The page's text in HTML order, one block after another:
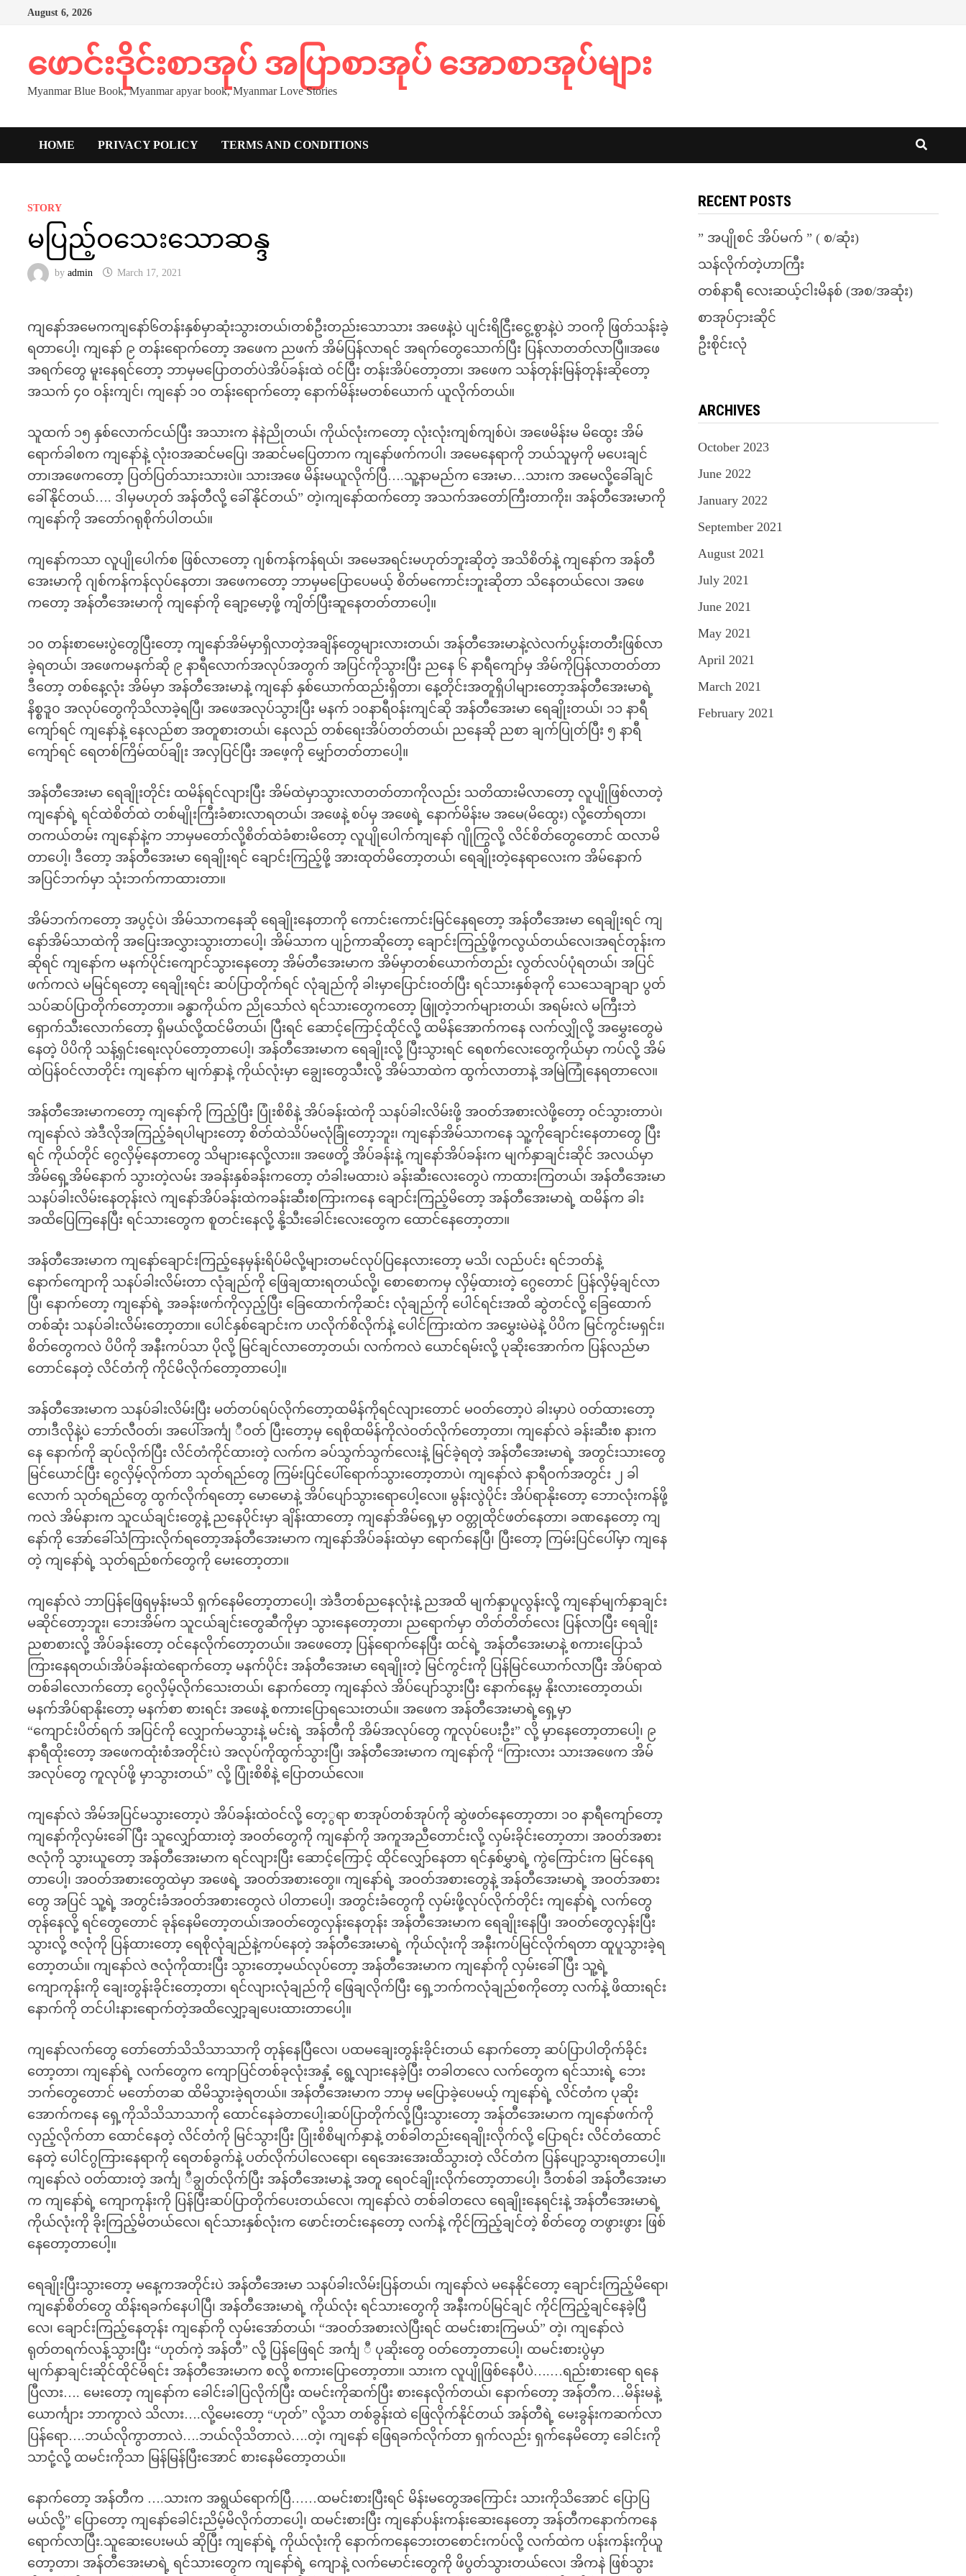
August 6, 2026
ဖောင်းဒိုင်းစာအုပ် အပြာစာအုပ် အောစာအုပ်များ
Myanmar Blue Book, Myanmar apyar book, Myanmar Love Stories
HOME PRIVACY POLICY TERMS AND CONDITIONS
STORY
မပြည့်ဝသေးသောဆန္ဒ
byadmin March 17, 2021
ကျနော်အမေကကျနော်၆တန်းနှစ်မှာဆုံးသွားတယ်၊တစ်ဦးတည်းသောသား အဖေနဲ့ပဲ ပျင်းရိငြီးငွေ့စွာနဲ့ပဲ ဘဝကို ဖြတ်သန်းခဲ့
ရတာပေါ့၊ ကျနော် ၉ တန်းရောက်တော့ အဖေက ညဖက် အိမ်ပြန်လာရင် အရက်တွေသောက်ပြီး ပြန်လာတတ်လာပြီ။အဖေ
အရက်တွေ မူးနေရင်တော့ ဘာမှမပြောတတ်ပဲအိပ်ခန်းထဲ ဝင်ပြီး တန်းအိပ်တော့တာ၊ အဖေက သန်တုန်းမြန်တုန်းဆိုတော့
အသက် ၄၀ ဝန်းကျင်၊ ကျနော် ၁၀ တန်းရောက်တော့ နောက်မိန်းမတစ်ယောက် ယူလိုက်တယ်။
သူထက် ၁၅ နှစ်လောက်ငယ်ပြီး အသားက နဲနဲညိုတယ်၊ ကိုယ်လုံးကတော့ လုံးလုံးကျစ်ကျစ်ပဲ၊ အဖေမိန်းမ မိထွေး အိမ်
ရောက်ခါစက ကျနော်နဲ့ လုံးဝအဆင်မပြေ၊ အဆင်မပြေတာက ကျနော်ဖက်ကပါ၊ အမေနေရာကို ဘယ်သူမှကို မပေးချင်
တာ၊အဖေကတော့ ပြတ်ပြတ်သားသားပဲ။ သားအဖေ မိန်းမယူလိုက်ပြီ….သူ့နာမည်က အေးမာ…သားက အမေလို့ခေါ်ချင်
ခေါ်နိုင်တယ်…. ဒါမှမဟုတ် အန်တီလို့ ခေါ်နိုင်တယ်” တဲ့၊ကျနော်ထက်တော့ အသက်အတော်ကြီးတာကိုး၊ အန်တီအေးမာကို
ကျနော်ကို အတော်ဂရုစိုက်ပါတယ်။
ကျနော်ကသာ လူပျိုပေါက်စ ဖြစ်လာတော့ ဂျစ်ကန်ကန်ရယ်၊ အမေအရင်းမဟုတ်ဘူးဆိုတဲ့ အသိစိတ်နဲ့ ကျနော်က အန်တီ
အေးမာကို ဂျစ်ကန်ကန်လုပ်နေတာ၊ အဖေကတော့ ဘာမှမပြောပေမယ့် စိတ်မကောင်းဘူးဆိုတာ သိနေတယ်လေ၊ အဖေ
ကတော့ အန်တီအေးမာကို ကျနော်ကို ချော့မော့ဖို့ ကျိတ်ပြီးဆူနေတတ်တာပေါ့။
၁၀ တန်းစာမေးပွဲတွေပြီးတော့ ကျနော်အိမ်မှာရှိလာတဲ့အချိန်တွေများလားတယ်၊ အန်တီအေးမာနဲ့လဲလက်ပွန်းတတီးဖြစ်လာ
ခဲ့ရတယ်၊ အဖေကမနက်ဆို ၉ နာရီလောက်အလုပ်အတွက် အပြင်ကိုသွားပြီး ညနေ ၆ နာရီကျော်မှ အိမ်ကိုပြန်လာတတ်တာ
ဒီတော့ တစ်နေ့လုံး အိမ်မှာ အန်တီအေးမာနဲ့ ကျနော် နှစ်ယောက်ထည်းရှိတာ၊ နေ့တိုင်းအတူရှိပါများတော့အန်တီအေးမာရဲ့
နိစ္စဒူ၀ အလုပ်တွေကိုသိလာခဲ့ရပြီ၊ အဖေအလုပ်သွားပြီး မနက် ၁၀နာရီဝန်းကျင်ဆို အန်တီအေးမာ ရေချိုးတယ်၊ ၁၁ နာရီ
ကျော်ရင် ကျနော်နဲ့ နေလည်စာ အတူစားတယ်၊ နေလည် တစ်ရေးအိပ်တတ်တယ်၊ ညနေဆို ညစာ ချက်ပြုတ်ပြီး ၅ နာရီ
ကျော်ရင် ရေတစ်ကြိမ်ထပ်ချိုး အလှပြင်ပြီး အဖေ့ကို မျှော်တတ်တာပေါ့။
အန်တီအေးမာ ရေချိုးတိုင်း ထမိန်ရင်လျားပြီး အိမ်ထဲမှာသွားလာတတ်တာကိုလည်း သတိထားမိလာတော့ လူပျိုဖြစ်လာတဲ့
ကျနော်ရဲ့ ရင်ထဲစိတ်ထဲ တစ်မျိုးကြီးခံစားလာရတယ်၊ အဖေနဲ့ စပ်မှ အဖေရဲ့ နောက်မိန်းမ အမေ(မိထွေး) လို့တော်ရတာ၊
တကယ်တမ်း ကျနော်နဲ့က ဘာမှမတော်လို့စိတ်ထဲခံစားမိတော့ လူပျိုပေါက်ကျနော် ဂျိုကြွလို့ လိင်စိတ်တွေတောင် ထလာမိ
တာပေါ့၊ ဒီတော့ အန်တီအေးမာ ရေချိုးရင် ချောင်းကြည့်ဖို့ အားထုတ်မိတော့တယ်၊ ရေချိုးတဲ့နေရာလေးက အိမ်နောက်
အပြင်ဘက်မှာ သုံးဘက်ကာထားတာ။
အိမ်ဘက်ကတော့ အပွင့်ပဲ၊ အိမ်သာကနေဆို ရေချိုးနေတာကို ကောင်းကောင်းမြင်နေရတော့ အန်တီအေးမာ ရေချိုးရင် ကျ
နော်အိမ်သာထဲကို အပြေးအလွှားသွားတာပေါ့၊ အိမ်သာက ပျဉ်ကာဆိုတော့ ချောင်းကြည့်ဖို့ကလွယ်တယ်လေ၊အရင်တုန်းက
ဆိုရင် ကျနော်က မနက်ပိုင်းကျောင်သွားနေတော့ အိမ်တီအေးမာက အိမ်မှာတစ်ယောက်တည်း လွတ်လပ်ပုံရတယ်၊ အပြင်
ဖက်ကလဲ မမြင်ရတော့ ရေချိုးရင်း ဆပ်ပြာတိုက်ရင် လုံချည်ကို ခါးမှာပြောင်းဝတ်ပြီး ရင်သားနှစ်ခုကို သေသေချာချာ ပွတ်
သပ်ဆပ်ပြာတိုက်တော့တာ။ ခန္ဓာကိုယ်က ညိုသော်လဲ ရင်သားတွေကတော့ ဖြူတဲ့ဘက်များတယ်၊ အရမ်းလဲ မကြီးဘဲ
ရှောက်သီးလောက်တော့ ရှိမယ်လို့ထင်မိတယ်၊ ပြီးရင် ဆောင့်ကြောင့်ထိုင်လို့ ထမိန်အောက်ကနေ လက်လျှိုလို့ အမွှေးတွေမဲ
နေတဲ့ ပိပိကို သန့်ရှင်းရေးလုပ်တော့တာပေါ့၊ အန်တီအေးမာက ရေချိုးလို့ ပြီးသွားရင် ရေစက်လေးတွေကိုယ်မှာ ကပ်လို့ အိမ်
ထဲပြန်ဝင်လာတိုင်း ကျနော်က မျက်နှာနဲ့ ကိုယ်လုံးမှာ ချွေးတွေသီးလို့ အိမ်သာထဲက ထွက်လာတာနဲ့ အမြဲကြုံနေရတာလေ။
အန်တီအေးမာကတော့ ကျနော်ကို ကြည့်ပြီး ပြုံးစိစိနဲ့ အိပ်ခန်းထဲကို သနပ်ခါးလိမ်းဖို့ အဝတ်အစားလဲဖို့တော့ ဝင်သွားတာပဲ၊
ကျနော်လဲ အဲဒီလိုအကြည့်ခံရပါများတော့ စိတ်ထဲသိပ်မလုံခြုံတော့ဘူး၊ ကျနော်အိမ်သာကနေ သူ့ကိုချောင်းနေတာတွေ ပြီး
ရင် ကိုယ်တိုင် ဂွေလှိမ့်နေတာတွေ သိများနေလို့လား။ အဖေတို့ အိပ်ခန်းနဲ့ ကျနော်အိပ်ခန်းက မျက်နှာချင်းဆိုင် အလယ်မှာ
အိမ်ရှေ့အိမ်နောက် သွားတဲ့လမ်း အခန်းနှစ်ခန်းကတော့ တံခါးမထားပဲ ခန်းဆီးလေးတွေပဲ ကာထားကြတယ်၊ အန်တီအေးမာ
သနပ်ခါးလိမ်းနေတုန်းလဲ ကျနော်အိပ်ခန်းထဲကခန်းဆီးစကြားကနေ ချောင်းကြည့်မိတော့ အန်တီအေးမာရဲ့ ထမိန်က ခါး
အထိပြေကြနေပြီး ရင်သားတွေက စူတင်းနေလို့ နို့သီးခေါင်းလေးတွေက ထောင်နေတော့တာ။
အန်တီအေးမာက ကျနော်ချောင်းကြည့်နေမှန်းရိပ်မိလို့များတမင်လုပ်ပြနေလားတော့ မသိ၊ လည်ပင်း ရင်ဘတ်နဲ့
နောက်ကျောကို သနပ်ခါးလိမ်းတာ လုံချည်ကို ဖြေချထားရတယ်လို့၊ စောစောကမှ လှိမ့်ထားတဲ့ ဂွေတောင် ပြန်လှိမ့်ချင်လာ
ပြီ၊ နောက်တော့ ကျနော်ရဲ့ အခန်းဖက်ကိုလှည့်ပြီး ခြေထောက်ကိုဆင်း လုံချည်ကို ပေါင်ရင်းအထိ ဆွဲတင်လို့ ခြေထောက်
တစ်ဆုံး သနပ်ခါးလိမ်းတော့တာ။ ပေါင်နှစ်ချောင်းက ဟလိုက်စိလိုက်နဲ့ ပေါင်ကြားထဲက အမွှေးမဲမဲနဲ့ ပိပိက မြင်ကွင်းမရှင်း၊
စိတ်တွေကလဲ ပိပိကို အနီးကပ်သာ ပိုလို့ မြင်ချင်လာတော့တယ်၊ လက်ကလဲ ယောင်ရမ်းလို့ ပုဆိုးအောက်က ပြန်လည်မာ
တောင်နေတဲ့ လိင်တံကို ကိုင်မိလိုက်တော့တာပေါ့။
အန်တီအေးမာက သနပ်ခါးလိမ်းပြီး မတ်တပ်ရပ်လိုက်တော့ထမိန်ကိုရင်လျားတောင် မဝတ်တော့ပဲ ခါးမှာပဲ ဝတ်ထားတော့
တာ၊ဒီလိုနဲ့ပဲ ဘော်လီဝတ်၊ အပေါ်အင်္ကျ ီဝတ် ပြီးတော့မှ ရေစိုထမိန်ကိုလဲဝတ်လိုက်တော့တာ၊ ကျနော်လဲ ခန်းဆီးစ နားက
နေ နောက်ကို ဆုပ်လိုက်ပြီး လိင်တံကိုင်ထားတဲ့ လက်က ခပ်သွက်သွက်လေးနဲ့ မြင်ခဲ့ရတဲ့ အန်တီအေးမာရဲ့ အတွင်းသားတွေ
မြင်ယောင်ပြီး ဂွေလှိမ့်လိုက်တာ သုတ်ရည်တွေ ကြမ်းပြင်ပေါ်ရောက်သွားတော့တာပဲ၊ ကျနော်လဲ နာရီဝက်အတွင်း ၂ ခါ
လောက် သုတ်ရည်တွေ ထွက်လိုက်ရတော့ မောမောနဲ့ အိပ်ပျော်သွားရောပေါ့လေ။ မွန်းလွဲပိုင်း အိပ်ရာနိုးတော့ ဘောလုံးကန်ဖို့
ကလဲ အိမ်နားက သူငယ်ချင်းတွေနဲ့ ညနေပိုင်းမှာ ချိန်းထာတော့ ကျနော်အိမ်ရှေ့မှာ ဝတ္တုထိုင်ဖတ်နေတာ၊ ခဏနေတော့ ကျ
နော်ကို အော်ခေါ်သံကြားလိုက်ရတော့အန်တီအေးမာက ကျနော်အိပ်ခန်းထဲမှာ ရောက်နေပြီ၊ ပြီးတော့ ကြမ်းပြင်ပေါ်မှာ ကျနေ
တဲ့ ကျနော်ရဲ့ သုတ်ရည်စက်တွေကို မေးတော့တာ။
ကျနော်လဲ ဘာပြန်ဖြေရမှန်းမသိ ရှက်နေမိတော့တာပေါ့၊ အဲဒီတစ်ညနေလုံးနဲ့ ညအထိ မျက်နှာပူလွန်းလို့ ကျနော်မျက်နှာချင်း
မဆိုင်တော့ဘူး၊ ဘေးအိမ်က သူငယ်ချင်းတွေဆီကိုမှာ သွားနေတော့တာ၊ ညရောက်မှာ တိတ်တိတ်လေး ပြန်လာပြီး ရေချိုး
ညစာစားလို့ အိပ်ခန်းတော့ ဝင်နေလိုက်တော့တယ်။ အဖေတော့ ပြန်ရောက်နေပြီး ထင်ရဲ့ အန်တီအေးမာနဲ့ စကားပြောသံ
ကြားနေရတယ်၊အိပ်ခန်းထဲရောက်တော့ မနက်ပိုင်း အန်တီအေးမာ ရေချိုးတဲ့ မြင်ကွင်းကို ပြန်မြင်ယောက်လာပြီး အိပ်ရာထဲ
တစ်ခါလောက်တော့ ဂွေလှိမ့်လိုက်သေးတယ်၊ နောက်တော့ ကျနော်လဲ အိပ်ပျော်သွားပြီး နောက်နေ့မှ နိုးလားတော့တယ်၊
မနက်အိပ်ရာနိုးတော့ မနက်စာ စားရင်း အဖေနဲ့ စကားပြောရသေးတယ်။ အဖေက အန်တီအေးမာရဲ့ရှေ့မှာ
“ကျောင်းပိတ်ရက် အပြင်ကို လျှောက်မသွားနဲ့ မင်းရဲ့ အန်တီကို အိမ်အလုပ်တွေ ကူလုပ်ပေးဦး” လို့ မှာနေတော့တာပေါ့၊ ၉
နာရီထိုးတော့ အဖေကထုံးစံအတိုင်းပဲ အလုပ်ကိုထွက်သွားပြီ၊ အန်တီအေးမာက ကျနော်ကို “ကြားလား သားအဖေက အိမ်
အလုပ်တွေ ကူလုပ်ဖို့ မှာသွားတယ်” လို့ ပြုံးစိစိနဲ့ ပြောတယ်လေ။
ကျနော်လဲ အိမ်အပြင်မသွားတော့ပဲ အိပ်ခန်းထဲဝင်လို့ တေ့ွရာ စာအုပ်တစ်အုပ်ကို ဆွဲဖတ်နေတော့တာ၊ ၁၀ နာရီကျော်တော့
ကျနော်ကိုလှမ်းခေါ်ပြီး သူလျှော်ထားတဲ့ အဝတ်တွေကို ကျနော်ကို အကူအညီတောင်းလို့ လှမ်းခိုင်းတော့တာ၊ အဝတ်အစား
ဇလုံကို သွားယူတော့ အန်တီအေးမာက ရင်လျားပြီး ဆောင့်ကြောင့် ထိုင်လျှော်နေတာ ရင်နှစ်မွှာရဲ့ ကွဲကြောင်းက မြင်နေရ
တာပေါ့၊ အဝတ်အစားတွေထဲမှာ အဖေရဲ့ အဝတ်အစားတွေ။ ကျနော်ရဲ့ အဝတ်အစားတွေနဲ့ အန်တီအေးမာရဲ့ အဝတ်အစား
တွေ အပြင် သူ့ရဲ့ အတွင်းခံအဝတ်အစားတွေလဲ ပါတာပေါ့၊ အတွင်းခံတွေကို လှမ်းဖို့လုပ်လိုက်တိုင်း ကျနော်ရဲ့ လက်တွေ
တုန်နေလို့ ရင်တွေတောင် ခုန်နေမိတော့တယ်၊အဝတ်တွေလှန်းနေတုန်း အန်တီအေးမာက ရေချိုးနေပြီ၊ အဝတ်တွေလှန်းပြီး
သွားလို့ ဇလုံကို ပြန်ထားတော့ ရေစိုလုံချည်နဲ့ကပ်နေတဲ့ အန်တီအေးမာရဲ့ ကိုယ်လုံးကို အနီးကပ်မြင်လိုက်ရတာ ထူပူသွားခဲ့ရ
တော့တယ်။ ကျနော်လဲ ဇလုံကိုထားပြီး သွားတော့မယ်လုပ်တော့ အန်တီအေးမာက ကျနော်ကို လှမ်းခေါ်ပြီး သူ့ရဲ့
ကျောကုန်းကို ချေးတွန်းခိုင်းတော့တာ၊ ရင်လျားလုံချည်ကို ဖြေချလိုက်ပြီး ရှေ့ဘက်ကလုံချည်စကိုတော့ လက်နဲ့ ဖိထားရင်း
နောက်ကို တင်ပါးနားရောက်တဲ့အထိလျှော့ချပေးထားတာပေါ့။
ကျနော်လက်တွေ တော်တော်သိသိသာသာကို တုန်နေပြီလေ၊ ပထမချေးတွန်းခိုင်းတယ် နောက်တော့ ဆပ်ပြာပါတိုက်ခိုင်း
တော့တာ၊ ကျနော်ရဲ့ လက်တွေက ကျောပြင်တစ်ခုလုံးအနှံ့ ရွေ့လျားနေခဲ့ပြီး တခါတလေ လက်တွေက ရင်သားရဲ့ ဘေး
ဘက်တွေတောင် မတော်တဆ ထိမိသွားခဲ့ရတယ်။ အန်တီအေးမာက ဘာမှ မပြောခဲ့ပေမယ့် ကျနော်ရဲ့ လိင်တံက ပုဆိုး
အောက်ကနေ ရှေ့ကိုသိသိသာသာကို ထောင်နေခဲတာပေါ့၊ဆပ်ပြာတိုက်လို့ပြီးသွားတော့ အန်တီအေးမာက ကျနော်ဖက်ကို
လှည့်လိုက်တာ ထောင်နေတဲ့ လိင်တံကို မြင်သွားပြီး ပြုံးစိစိမျက်နှာနဲ့ တစ်ခါတည်းရေချိုးလိုက်လို့ ပြောရင်း လိင်တံထောင်
နေတဲ့ ပေါင်ဂွကြားနေရာကို ရေတစ်ခွက်နဲ့ ပတ်လိုက်ပါလေရော၊ ရေအေးအေးထိသွားတဲ့ လိင်တံက ပြန်ပျော့သွားရတာပေါ့။
ကျနော်လဲ ဝတ်ထားတဲ့ အင်္ကျ ီချွတ်လိုက်ပြီး အန်တီအေးမာနဲ့ အတူ ရေဝင်ချိုးလိုက်တော့တာပေါ့၊ ဒီတစ်ခါ အန်တီအေးမာ
က ကျနော်ရဲ့ ကျောကုန်းကို ပြန်ပြီးဆပ်ပြာတိုက်ပေးတယ်လေ၊ ကျနော်လဲ တစ်ခါတလေ ရေချိုးနေရင်းနဲ့ အန်တီအေးမာရဲ့
ကိုယ်လုံးကို ခိုးကြည့်မိတယ်လေ၊ ရင်သားနှစ်လုံးက ဖောင်းတင်းနေတော့ လက်နဲ့ ကိုင်ကြည့်ချင်တဲ့ စိတ်တွေ တဖွားဖွား ဖြစ်
နေတော့တာပေါ့။
ရေချိုးပြီးသွားတော့ မနေ့ကအတိုင်းပဲ အန်တီအေးမာ သနပ်ခါးလိမ်းပြန်တယ်၊ ကျနော်လဲ မနေနိုင်တော့ ချောင်းကြည့်မိရော၊
ကျနော်စိတ်တွေ ထိန်းရခက်နေပါပြီ၊ အန်တီအေးမာရဲ့ ကိုယ်လုံး ရင်သားတွေကို အနီးကပ်မြင်ချင် ကိုင်ကြည့်ချင်နေခဲ့ပြီ
လေ၊ ချောင်းကြည့်နေတုန်း ကျနော်ကို လှမ်းအော်တယ်၊ “အဝတ်အစားလဲပြီးရင် ထမင်းစားကြမယ်” တဲ့၊ ကျနော်လဲ
ရုတ်တရက်လန့်သွားပြီး “ဟုတ်ကဲ့ အန်တီ” လို့ ပြန်ဖြေရင် အင်္ကျ ီ ပုဆိုးတွေ ဝတ်တော့တာပေါ့၊ ထမင်းစားပွဲမှာ
မျက်နှာချင်းဆိုင်ထိုင်မိရင်း အန်တီအေးမာက စလို့ စကားပြောတော့တာ။ သားက လူပျိုဖြစ်နေပီပဲ….…ရည်းစားရော ရနေ
ပြီလား…. မေးတော့ ကျနော်က ခေါင်းခါပြလိုက်ပြီး ထမင်းကိုဆက်ပြီး စားနေလိုက်တယ်၊ နောက်တော့ အန်တီက…မိန်းမနဲ့
ယောင်္ကျား ဘာကွာလဲ သိလား….လို့မေးတော့ “ဟုတ်” လို့သာ တစ်ခွန်းထဲ ဖြေလိုက်နိုင်တယ် အန်တီရဲ့ မေးခွန်းကဆက်လာ
ပြန်ရော….ဘယ်လိုကွာတာလဲ….ဘယ်လိုသိတာလဲ….တဲ့၊ ကျနော် ဖြေရခက်လိုက်တာ ရှက်လည်း ရှက်နေမိတော့ ခေါင်းကို
သာငုံ့လို့ ထမင်းကိုသာ မြန်မြန်ပြီးအောင် စားနေမိတော့တယ်။
နောက်တော့ အန်တီက ….သားက အရွယ်ရောက်ပြီ……ထမင်းစားပြီးရင် မိန်းမတွေအကြောင်း သားကိုသိအောင် ပြောပြ
မယ်လို့” ပြောတော့ ကျနော်ခေါင်းညိမ့်မိလိုက်တာပေါ့၊ ထမင်းစားပြီး ကျနော်ပန်းကန်းဆေးနေတော့ အန်တီကနောက်ကနေ
ရောက်လာပြီး.သူဆေးပေးမယ် ဆိုပြီး ကျနော်ရဲ့ ကိုယ်လုံးကို နောက်ကနေဘေးတစောင်းကပ်လို့ လက်ထဲက ပန်းကန်းကိုယူ
တော့တာ၊ အန်တီအေးမာရဲ့ ရင်သားတွေက ကျနော်ရဲ့ ကျောနဲ့ လက်မောင်းတွေကို ဖိပွတ်သွားတယ်လေ၊ အိကနဲ ဖြစ်သွား
RECENT POSTS
” အပျိုစင် အိပ်မက် ” ( စ/ဆုံး)
သန်လိုက်တဲ့ဟာကြီး
တစ်နာရီ လေးဆယ့်ငါးမိနစ် (အစ/အဆုံး)
စာအုပ်ငှားဆိုင်
ဦးစိုင်းလုံ
ARCHIVES
October 2023
June 2022
January 2022
September 2021
August 2021
July 2021
June 2021
May 2021
April 2021
March 2021
February 2021